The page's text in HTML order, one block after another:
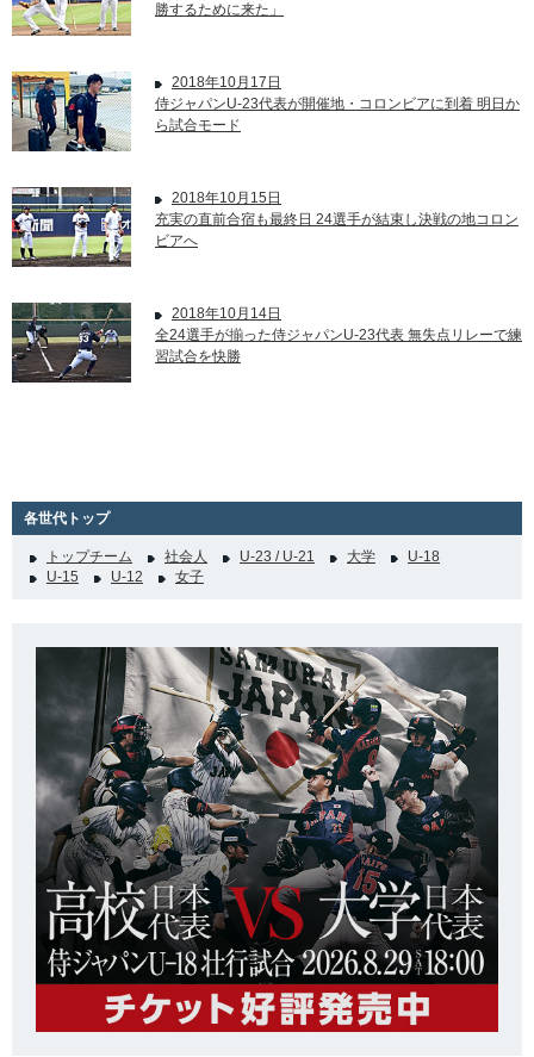
勝するために来た」
2018年10月17日
侍ジャパンU-23代表が開催地・コロンビアに到着 明日か
ら試合モード
2018年10月15日
充実の直前合宿も最終日 24選手が結束し決戦の地コロン
ビアへ
2018年10月14日
全24選手が揃った侍ジャパンU-23代表 無失点リレーで練
習試合を快勝
各世代トップ
トップチーム 社会人 U-23 / U-21 大学
U-18
U-15
U-12 女子